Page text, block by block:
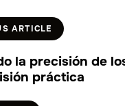
ARTICLE
la precisión de
práctica